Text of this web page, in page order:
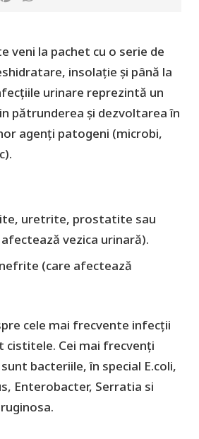
veni la pachet cu o serie de
insolație și până la
urinare reprezintă un
pătrunderea și dezvoltarea în
agenți patogeni (microbi,
uretrite, prostatite sau
vezica urinară).
(care afectează
cele mai frecvente infecții
cistitele. Cei mai frecvenți
bacteriile, în special E.coli,
Enterobacter, Serratia si